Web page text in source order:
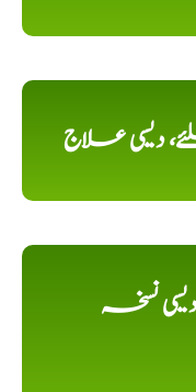
دیسی علاج
نسخہ